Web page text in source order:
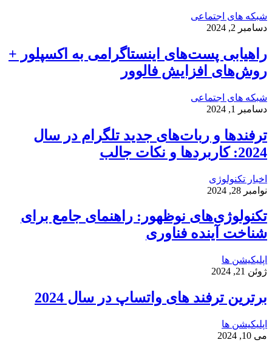
شبکه های اجتماعی
دسامبر 2, 2024
راهیابی پست‌های اینستاگرامی به اکسپلور +
روش‌های افزایش فالوور
شبکه های اجتماعی
دسامبر 1, 2024
ترفندها و ربات‌های جدید تلگرام در سال
2024: کاربردها و نکات جالب
اخبار تکنولوژی
نوامبر 28, 2024
تکنولوژی‌های نوظهور: راهنمای جامع برای
شناخت آینده فناوری
اپلیکیشن ها
ژوئن 21, 2024
برترین ترفند های واتساپ در سال 2024
اپلیکیشن ها
می 10, 2024